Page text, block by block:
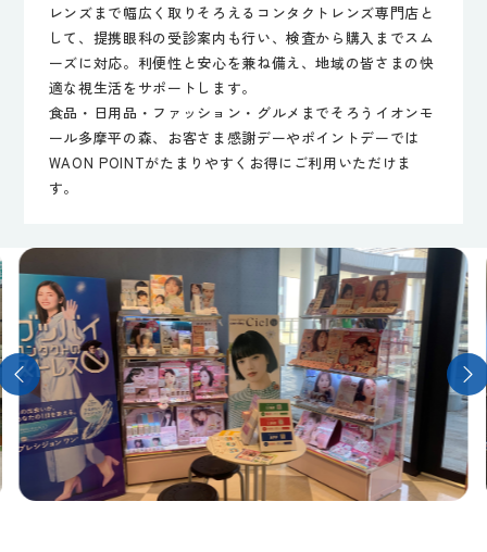
レンズまで幅広く取りそろえるコンタクトレンズ専門店と
して、提携眼科の受診案内も行い、検査から購入までスム
ーズに対応。利便性と安心を兼ね備え、地域の皆さまの快
適な視生活をサポートします。
食品・日用品・ファッション・グルメまでそろうイオンモ
ール多摩平の森、お客さま感謝デーやポイントデーでは
WAON POINTがたまりやすくお得にご利用いただけま
す。